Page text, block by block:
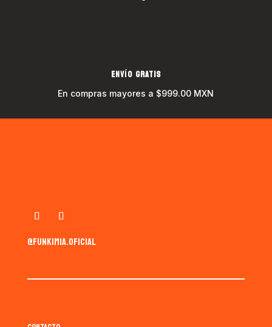
ENVÍO GRATIS
En compras mayores a $999.00 MXN
@funkimia.oficial